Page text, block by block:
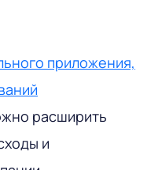
приложения,
расширить
и